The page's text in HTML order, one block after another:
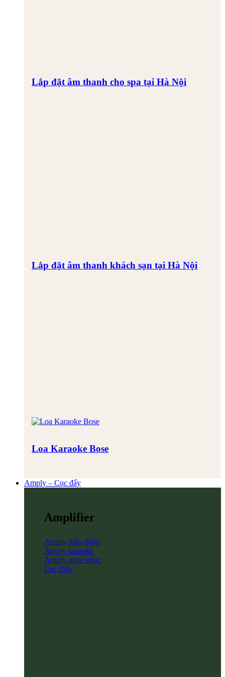
Lắp đặt âm thanh cho spa tại Hà Nội
Lắp đặt âm thanh khách sạn tại Hà Nội
Loa Karaoke Bose
Amply – Cục đẩy
Amplifier
Amply điện động
Amply karaoke
Amply nghe nhạc
Cục Đẩy